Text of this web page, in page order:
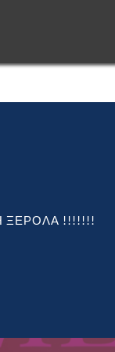
ΞΕΡΟΛΑ !!!!!!!